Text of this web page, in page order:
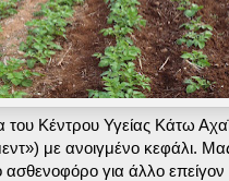
του Κέντρου Υγείας Κάτω
με ανοιγμένο κεφάλι.
για άλλο επείγον